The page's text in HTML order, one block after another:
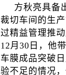
方秋亮具备
裁切车间的生
过精益管理推
12月30日，他
车膜成品突破
验不足的情况